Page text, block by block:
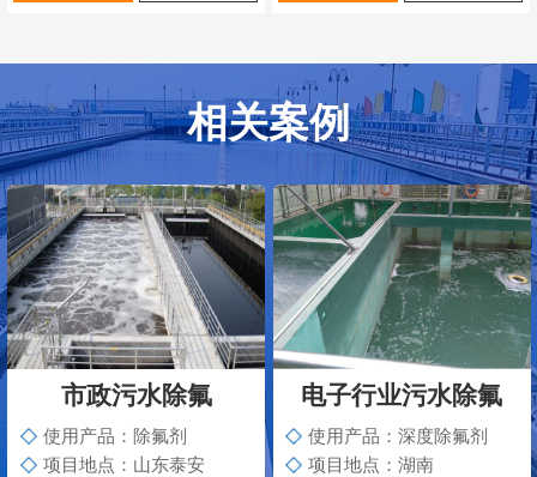
相关案例
市政污水除氟
使用产品：除氟剂
项目地点：山东泰安
电子行业污水除氟
使用产品：深度除氟剂
项目地点：湖南